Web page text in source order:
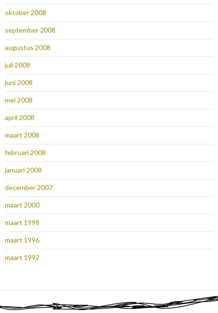
oktober 2008
september 2008
augustus 2008
juli 2008
juni 2008
mei 2008
april 2008
maart 2008
februari 2008
januari 2008
december 2007
maart 2000
maart 1998
maart 1996
maart 1992